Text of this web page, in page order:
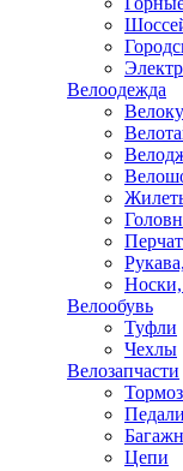
Велоодежда
Велообувь
Туфли
Чехлы
Велозапчасти
Педали
Цепи